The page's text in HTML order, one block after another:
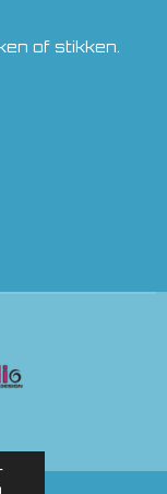
of stikken.
STORE